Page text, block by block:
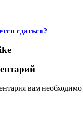
сдаться?
вам необходимо